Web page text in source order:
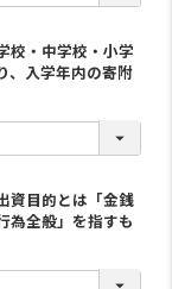
校・中学校・小学
、入学年内の寄附
資目的とは「金銭
為全般」を指すも